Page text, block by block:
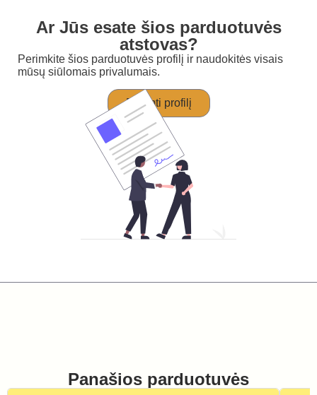
Ar Jūs esate šios parduotuvės
atstovas?
Perimkite šios parduotuvės profilį ir naudokitės visais
mūsų siūlomais privalumais.
Perimti profilį
Panašios parduotuvės